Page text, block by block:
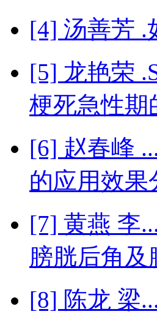
[4] 汤善芳 .
[5] 龙艳荣
梗死急性期
[6] 赵春峰
的应用效果
[7] 黄燕 李
膀胱后角
[8] 陈龙 梁